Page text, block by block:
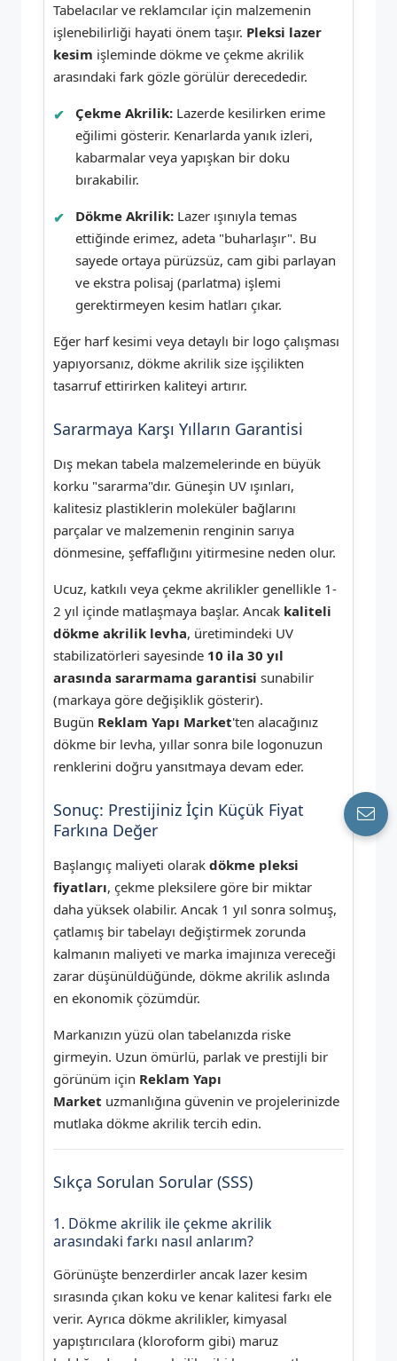
Tabelacılar ve reklamcılar için malzemenin
işlenebilirliği hayati önem taşır. Pleksi lazer
kesim işleminde dökme ve çekme akrilik
arasındaki fark gözle görülür derecededir.
Çekme Akrilik:Lazerde kesilirken erime
eğilimi gösterir. Kenarlarda yanık izleri,
kabarmalar veya yapışkan bir doku
bırakabilir.
Dökme Akrilik:Lazer ışınıyla temas
ettiğinde erimez, adeta "buharlaşır". Bu
sayede ortaya pürüzsüz, cam gibi parlayan
ve ekstra polisaj (parlatma) işlemi
gerektirmeyen kesim hatları çıkar.
Eğer harf kesimi veya detaylı bir logo çalışması
yapıyorsanız, dökme akrilik size işçilikten
tasarruf ettirirken kaliteyi artırır.
Sararmaya Karşı Yılların Garantisi
Dış mekan tabela malzemelerinde en büyük
korku "sararma"dır. Güneşin UV ışınları,
kalitesiz plastiklerin moleküler bağlarını
parçalar ve malzemenin renginin sarıya
dönmesine, şeffaflığını yitirmesine neden olur.
Ucuz, katkılı veya çekme akrilikler genellikle 1-
2 yıl içinde matlaşmaya başlar. Ancak kaliteli
dökme akrilik levha, üretimindeki UV
stabilizatörleri sayesinde 10 ila 30 yıl
arasında sararmama garantisi sunabilir
(markaya göre değişiklik gösterir).
Bugün Reklam Yapı Market'ten alacağınız
dökme bir levha, yıllar sonra bile logonuzun
renklerini doğru yansıtmaya devam eder.
Sonuç: Prestijiniz İçin Küçük Fiyat
Farkına Değer
Başlangıç maliyeti olarak dökme pleksi
fiyatları, çekme pleksilere göre bir miktar
daha yüksek olabilir. Ancak 1 yıl sonra solmuş,
çatlamış bir tabelayı değiştirmek zorunda
kalmanın maliyeti ve marka imajınıza vereceği
zarar düşünüldüğünde, dökme akrilik aslında
en ekonomik çözümdür.
Markanızın yüzü olan tabelanızda riske
girmeyin. Uzun ömürlü, parlak ve prestijli bir
görünüm için Reklam Yapı
Market uzmanlığına güvenin ve projelerinizde
mutlaka dökme akrilik tercih edin.
Sıkça Sorulan Sorular (SSS)
1. Dökme akrilik ile çekme akrilik
arasındaki farkı nasıl anlarım?
Görünüşte benzerdirler ancak lazer kesim
sırasında çıkan koku ve kenar kalitesi farkı ele
verir. Ayrıca dökme akrilikler, kimyasal
yapıştırıcılara (kloroform gibi) maruz